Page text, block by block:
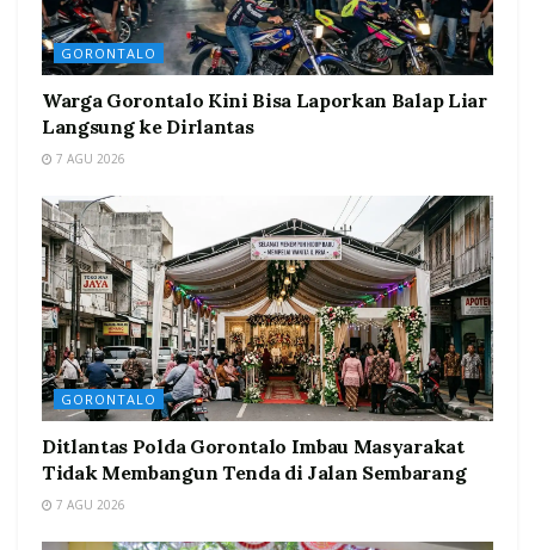
GORONTALO
Warga Gorontalo Kini Bisa Laporkan Balap Liar
Langsung ke Dirlantas
7 AGU 2026
GORONTALO
Ditlantas Polda Gorontalo Imbau Masyarakat
Tidak Membangun Tenda di Jalan Sembarang
7 AGU 2026